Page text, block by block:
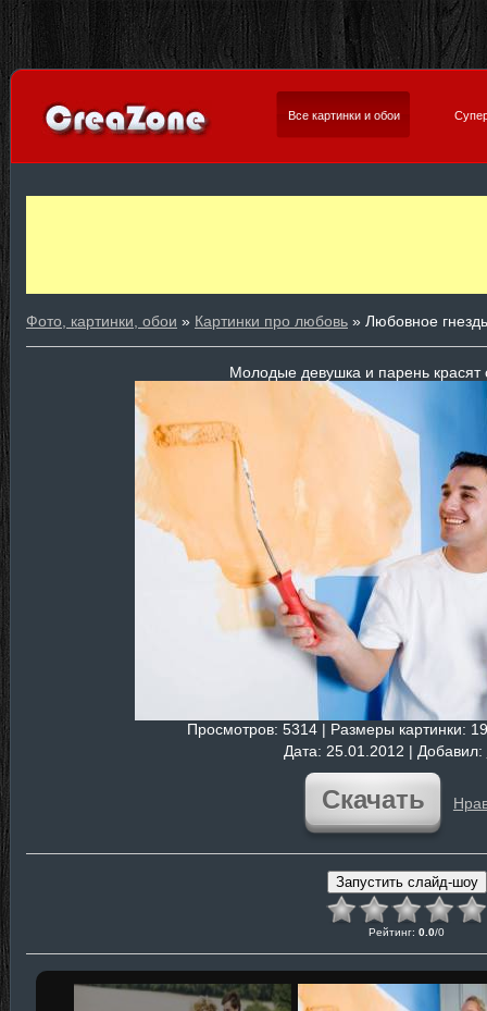
Все картинки и обои
Фото, картинки, обои » Картинки про любовь » Любовное
Молодые девушка и парень красят
Просмотров: 5314 | Размеры картинки:
Дата: 25.01.2012 | Добавил:
Скачать
Рейтинг: 0.0/0